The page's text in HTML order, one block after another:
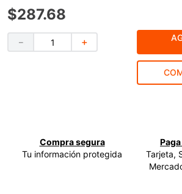
$287.68
＋
－
Compra segura
Tu información protegida
Tarjeta,
ke500
-cut